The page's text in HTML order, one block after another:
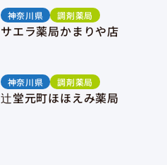
神奈川県 調剤薬局
サエラ薬局かまりや店
神奈川県 調剤薬局
辻堂元町ほほえみ薬局